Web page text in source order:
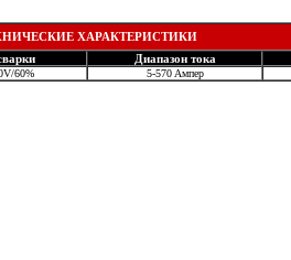
ХАРАКТЕРИСТИКИ
Диапазон тока
60% 5-570 Aмпер